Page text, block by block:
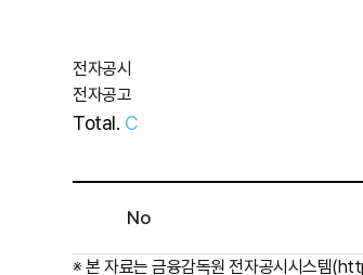
전자공시
전자공고
Total. C
No
※ 본 자료는 금융감독원 전자공시시스템(